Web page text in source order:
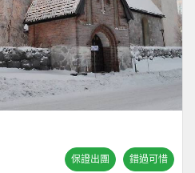
保證出團 錯過可惜